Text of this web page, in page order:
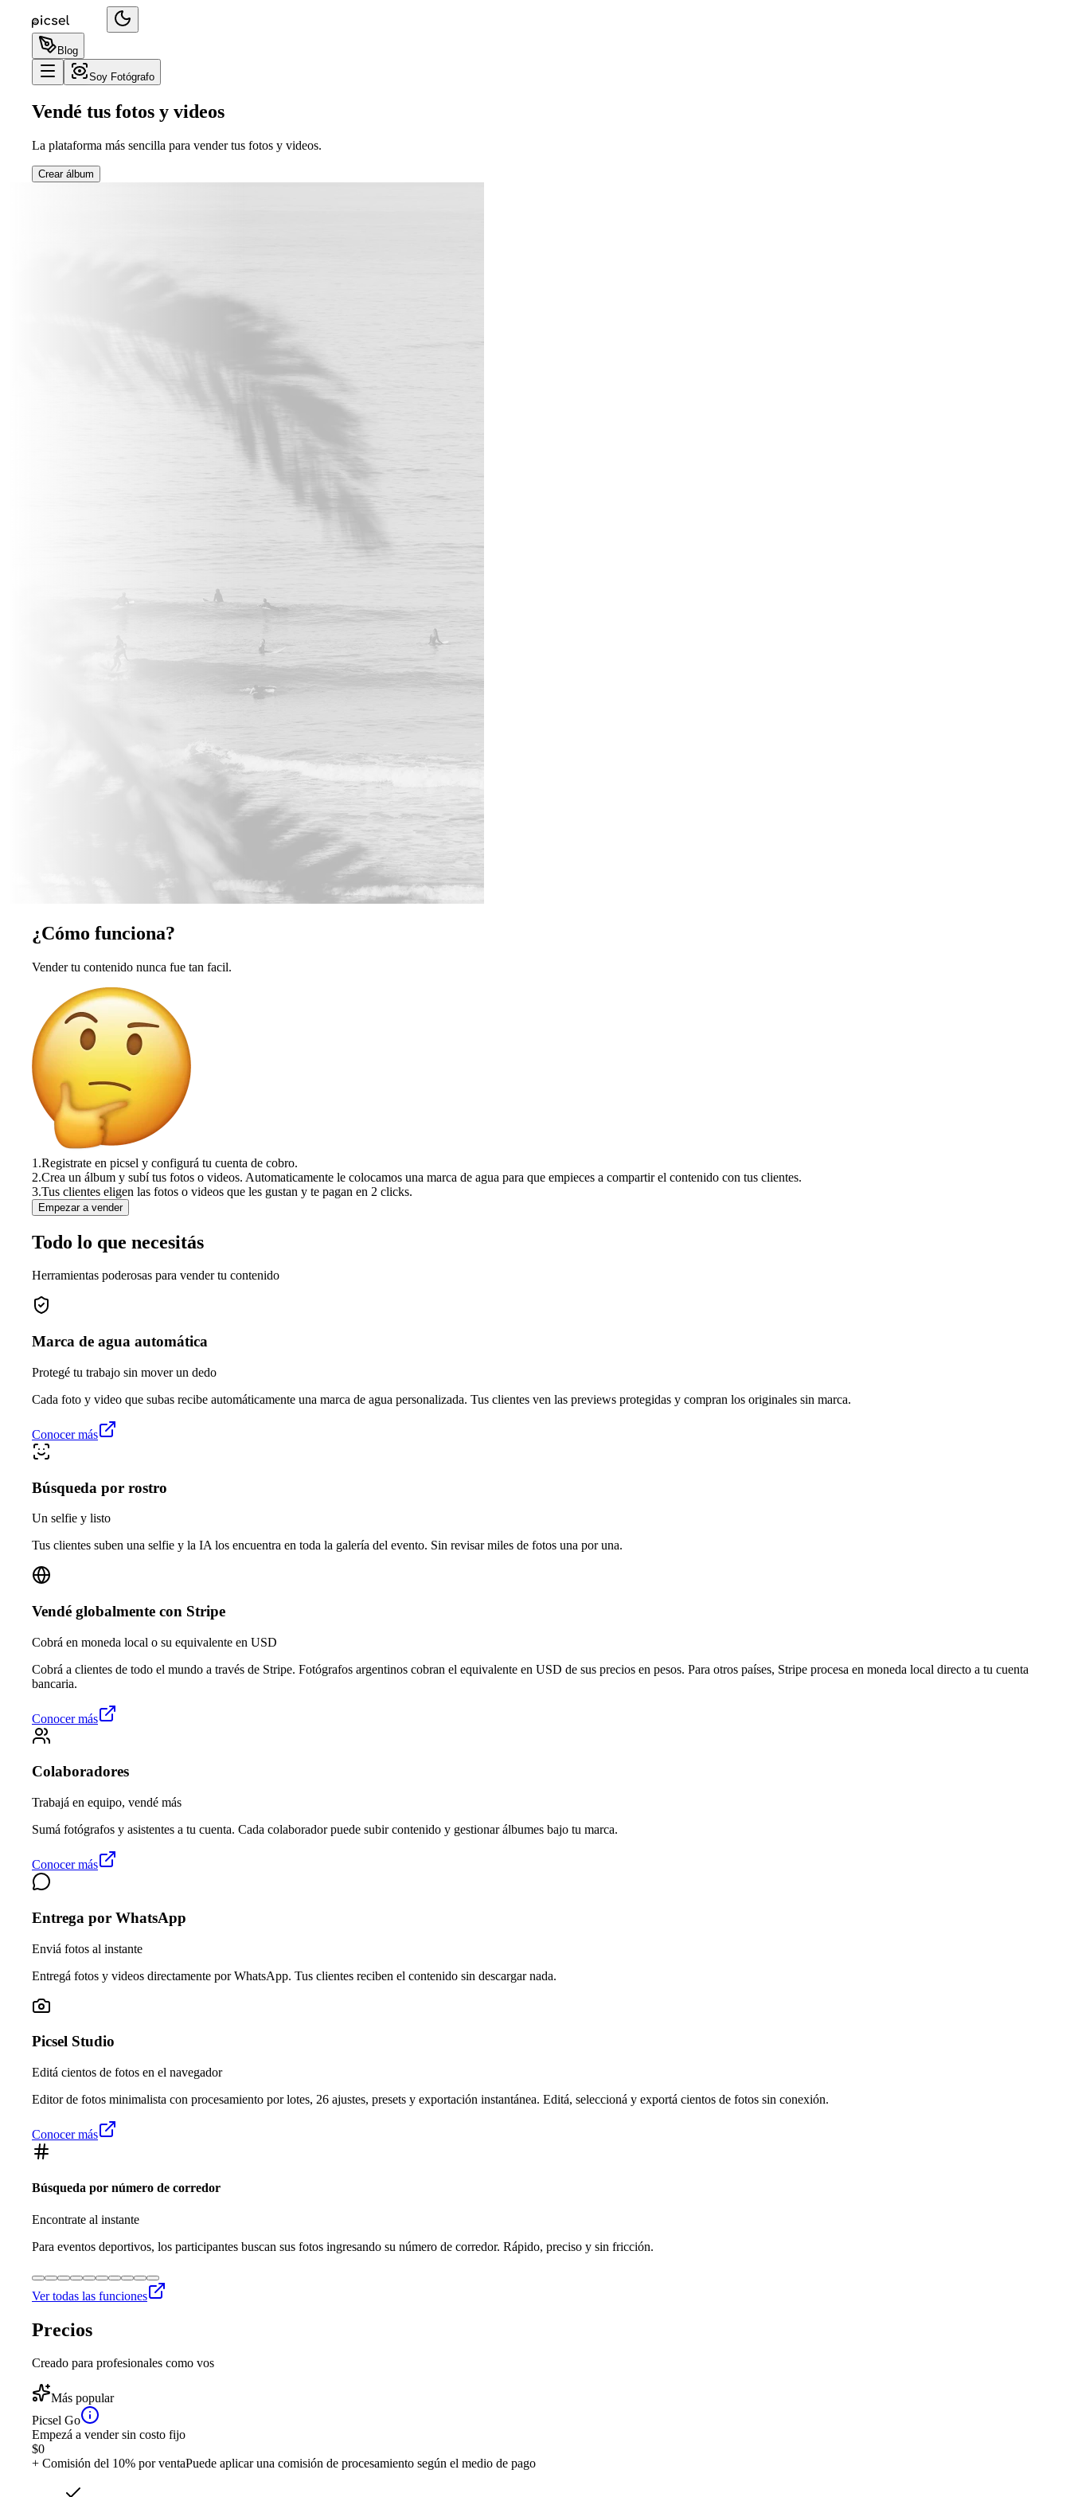
Blog
Soy Fotógrafo
Vendé tus fotos y videos
La plataforma más sencilla para vender tus fotos y videos.
Crear álbum
¿Cómo funciona?
Vender tu contenido nunca fue tan facil.
1.Registrate en picsel y configurá tu cuenta de cobro.
2.Crea un álbum y subí tus fotos o videos. Automaticamente le colocamos una marca de agua para que empieces a compartir el contenido con tus clientes.
3.Tus clientes eligen las fotos o videos que les gustan y te pagan en 2 clicks.
Empezar a vender
Todo lo que necesitás
Herramientas poderosas para vender tu contenido
Marca de agua automática
Protegé tu trabajo sin mover un dedo
Cada foto y video que subas recibe automáticamente una marca de agua personalizada. Tus clientes ven las previews protegidas y compran los originales sin marca.
Conocer más
Búsqueda por rostro
Un selfie y listo
Tus clientes suben una selfie y la IA los encuentra en toda la galería del evento. Sin revisar miles de fotos una por una.
Vendé globalmente con Stripe
Cobrá en moneda local o su equivalente en USD
Cobrá a clientes de todo el mundo a través de Stripe. Fotógrafos argentinos cobran el equivalente en USD de sus precios en pesos. Para otros países, Stripe procesa en moneda local directo a tu cuenta
bancaria.
Conocer más
Colaboradores
Trabajá en equipo, vendé más
Sumá fotógrafos y asistentes a tu cuenta. Cada colaborador puede subir contenido y gestionar álbumes bajo tu marca.
Conocer más
Entrega por WhatsApp
Enviá fotos al instante
Entregá fotos y videos directamente por WhatsApp. Tus clientes reciben el contenido sin descargar nada.
Picsel Studio
Editá cientos de fotos en el navegador
Editor de fotos minimalista con procesamiento por lotes, 26 ajustes, presets y exportación instantánea. Editá, seleccioná y exportá cientos de fotos sin conexión.
Conocer más
Búsqueda por número de corredor
Encontrate al instante
Para eventos deportivos, los participantes buscan sus fotos ingresando su número de corredor. Rápido, preciso y sin fricción.
Ver todas las funciones
Precios
Creado para profesionales como vos
Más popular
Picsel Go
Empezá a vender sin costo fijo
$0
+ Comisión del 10% por ventaPuede aplicar una comisión de procesamiento según el medio de pago